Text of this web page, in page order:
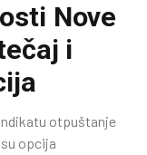
Nove
i
otpuštanje
opcija